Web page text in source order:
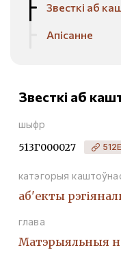
Звесткі аб
Апісанне
Звесткі аб
шыфр
513Г000027
катэгорыя
аб'екты
глава
Матэрыяльныя